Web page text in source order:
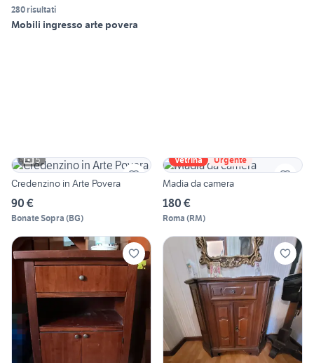
280 risultati
Mobili ingresso arte povera
5
Credenzino in Arte Povera
90 €
Bonate Sopra (BG)
Vetrina Urgente
Madia da camera
180 €
Roma (RM)